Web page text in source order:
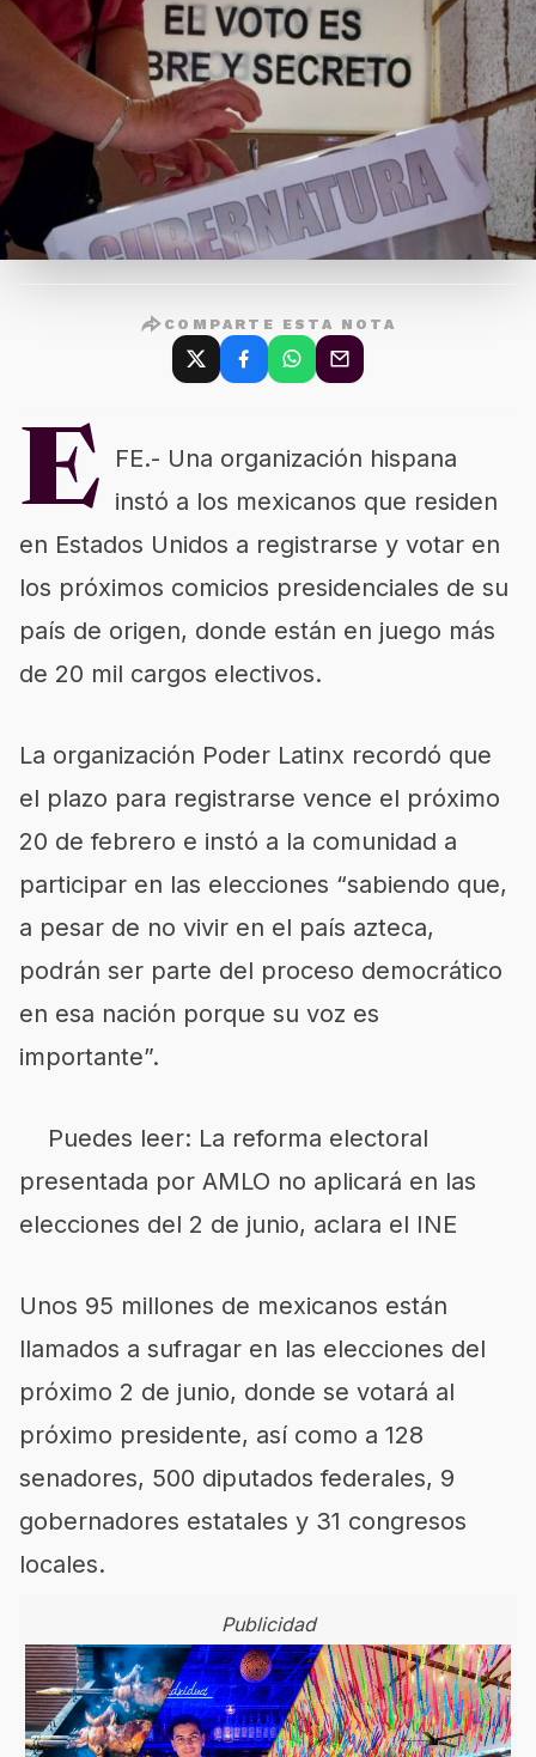
COMPARTE ESTA NOTA
E
FE.- Una organización hispana
instó a los mexicanos que residen
en Estados Unidos a registrarse y votar en
los próximos comicios presidenciales de su
país de origen, donde están en juego más
de 20 mil cargos electivos.
La organización Poder Latinx recordó que
el plazo para registrarse vence el próximo
20 de febrero e instó a la comunidad a
participar en las elecciones “sabiendo que,
a pesar de no vivir en el país azteca,
podrán ser parte del proceso democrático
en esa nación porque su voz es
importante”.
Puedes leer: La reforma electoral
presentada por AMLO no aplicará en las
elecciones del 2 de junio, aclara el INE
Unos 95 millones de mexicanos están
llamados a sufragar en las elecciones del
próximo 2 de junio, donde se votará al
próximo presidente, así como a 128
senadores, 500 diputados federales, 9
gobernadores estatales y 31 congresos
locales.
Publicidad